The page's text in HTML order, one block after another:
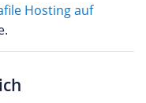
Hosting auf